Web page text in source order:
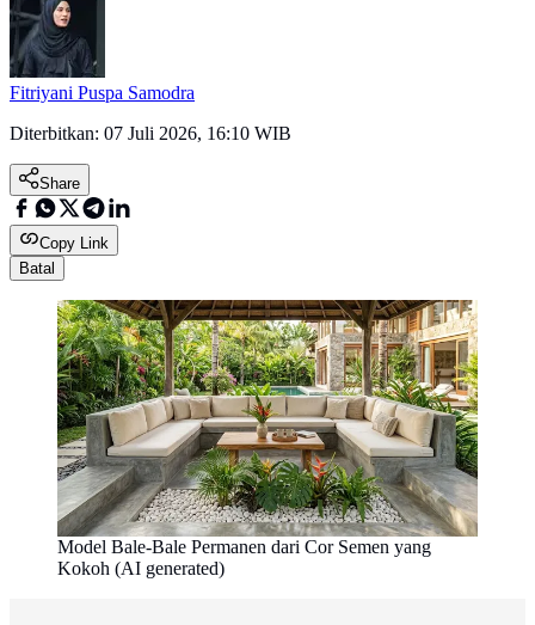
Fitriyani Puspa Samodra
Diterbitkan: 07 Juli 2026, 16:10 WIB
Share
Copy Link
Batal
Model Bale-Bale Permanen dari Cor Semen yang
Kokoh (AI generated)